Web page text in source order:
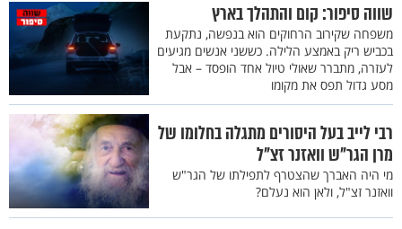
שווה סיפור: קום והתהלך בארץ
משפחה שקירוב הרחוקים הוא בנפשה, נתקעת
בכביש ריק באמצע הלילה. כששני אנשים מגיעים
לעזרה, מתברר שאולי טיול אחד הופסד – אבל
מסע גדול תפס את מקומו
רבי לייב בעל היסורים מתגלה בחלומו של
מרן הגר"ש וואזנר זצ"ל
מי היה האברך שהצטרף לתפילתו של הגר"ש
וואזנר זצ"ל, ולאן הוא נעלם?